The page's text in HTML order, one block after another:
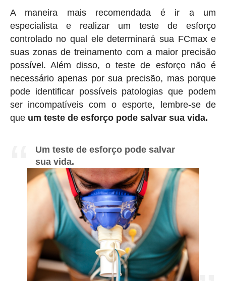
A maneira mais recomendada é ir a um
especialista e realizar um teste de esforço
controlado no qual ele determinará sua FCmax e
suas zonas de treinamento com a maior precisão
possível. Além disso, o teste de esforço não é
necessário apenas por sua precisão, mas porque
pode identificar possíveis patologias que podem
ser incompatíveis com o esporte, lembre-se de
que um teste de esforço pode salvar sua vida.
Um teste de esforço pode salvar
sua vida.